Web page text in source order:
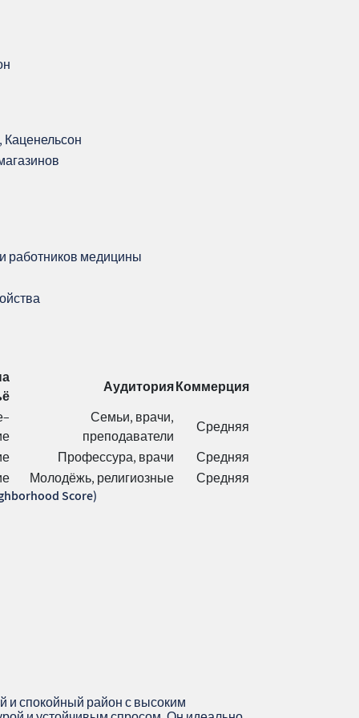
работников медицины
АудиторияКоммерция
Семьи, врачи,
преподаватели
Средняя
Профессура, врачи
Средняя
Молодёжь, религиозные
Средняя
Score)
и спокойный район с высоким